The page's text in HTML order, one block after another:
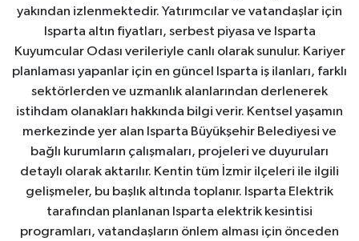
yakından izlenmektedir. Yatırımcılar ve vatandaşlar için
Isparta altın fiyatları, serbest piyasa ve Isparta
Kuyumcular Odası verileriyle canlı olarak sunulur. Kariyer
planlaması yapanlar için en güncel Isparta iş ilanları, farklı
sektörlerden ve uzmanlık alanlarından derlenerek
istihdam olanakları hakkında bilgi verir. Kentsel yaşamın
merkezinde yer alan Isparta Büyükşehir Belediyesi ve
bağlı kurumların çalışmaları, projeleri ve duyuruları
detaylı olarak aktarılır. Kentin tüm İzmir ilçeleri ile ilgili
gelişmeler, bu başlık altında toplanır. Isparta Elektrik
tarafından planlanan Isparta elektrik kesintisi
programları, vatandaşların önlem alması için önceden